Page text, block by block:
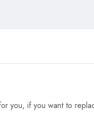
you, if you want to